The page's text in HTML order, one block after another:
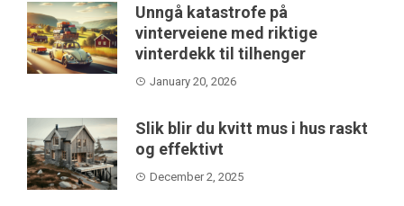
Unngå katastrofe på
vinterveiene med riktige
vinterdekk til tilhenger
January 20, 2026
Slik blir du kvitt mus i hus raskt
og effektivt
December 2, 2025